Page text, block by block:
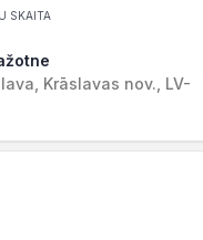
SKAITA
Krāslavas nov., LV-